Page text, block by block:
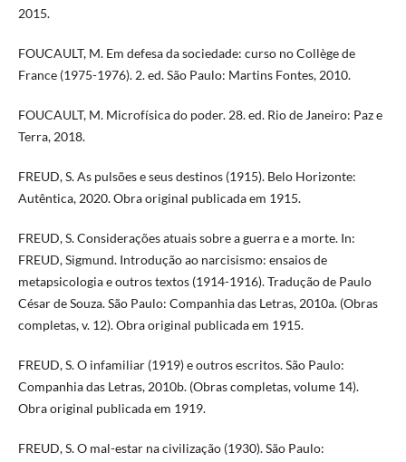
2015.
FOUCAULT, M. Em defesa da sociedade: curso no Collège de
France (1975-1976). 2. ed. São Paulo: Martins Fontes, 2010.
FOUCAULT, M. Microfísica do poder. 28. ed. Rio de Janeiro: Paz e
Terra, 2018.
FREUD, S. As pulsões e seus destinos (1915). Belo Horizonte:
Autêntica, 2020. Obra original publicada em 1915.
FREUD, S. Considerações atuais sobre a guerra e a morte. In:
FREUD, Sigmund. Introdução ao narcisismo: ensaios de
metapsicologia e outros textos (1914-1916). Tradução de Paulo
César de Souza. São Paulo: Companhia das Letras, 2010a. (Obras
completas, v. 12). Obra original publicada em 1915.
FREUD, S. O infamiliar (1919) e outros escritos. São Paulo:
Companhia das Letras, 2010b. (Obras completas, volume 14).
Obra original publicada em 1919.
FREUD, S. O mal-estar na civilização (1930). São Paulo: